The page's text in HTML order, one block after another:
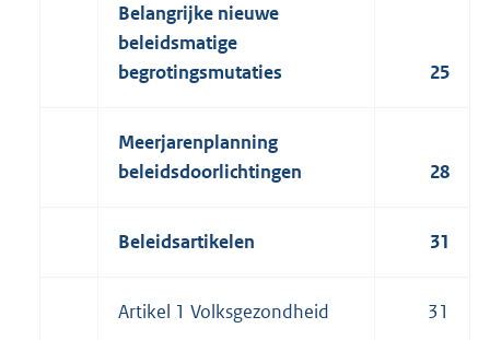
Belangrijke nieuwe
beleidsmatige
begrotingsmutaties
25
Meerjarenplanning
beleidsdoorlichtingen
28
Beleidsartikelen 31
Artikel 1 Volksgezondheid 31